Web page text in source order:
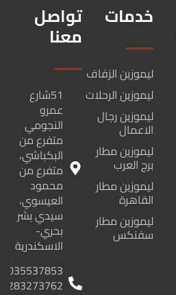
خدمات
ليموزين الزفاف
ليموزين الرحلات
ليموزين رجال
الاعمال
ليموزين مطار
برج العرب
ليموزين مطار
القاهرة
ليموزين مطار
سفنكس
تواصل
معنا
51شارع
عمرو
النجومي
متفرع من
البكباشي،
متفرع من
محمود
العيسوي،
سيدي بشر
بحري-
الاسكندرية
035537853